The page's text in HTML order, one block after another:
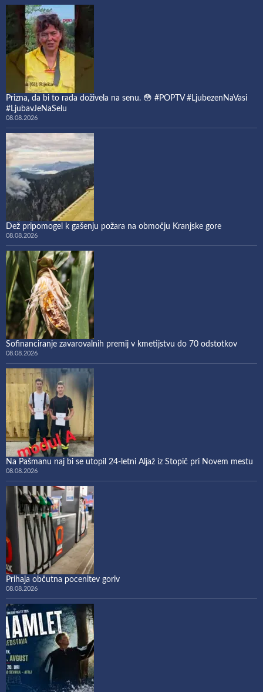
Prizna, da bi to rada doživela na senu. 😳 #POPTV #LjubezenNaVasi
#LjubavJeNaSelu
08.08.2026
Dež pripomogel k gašenju požara na območju Kranjske gore
08.08.2026
Sofinanciranje zavarovalnih premij v kmetijstvu do 70 odstotkov
08.08.2026
Na Pašmanu naj bi se utopil 24-letni Aljaž iz Stopič pri Novem mestu
08.08.2026
Prihaja občutna pocenitev goriv
08.08.2026